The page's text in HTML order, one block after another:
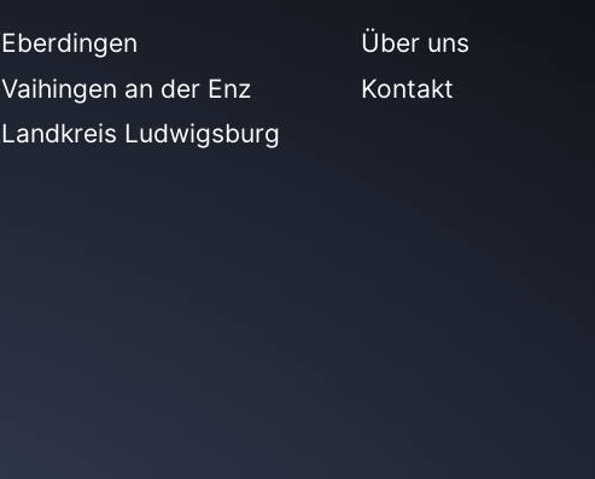
Eberdingen
Vaihingen an der Enz
Landkreis Ludwigsburg
Über uns
Kontakt